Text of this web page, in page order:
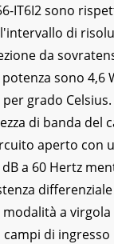
IT6I2 sono
di
da
sono 4,6
grado
di banda del
aperto
a 60 Hertz
a
di